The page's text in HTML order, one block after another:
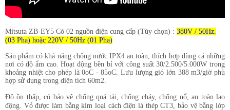
Mitsuta ZB-EY5 Có 02 nguồn điện cung cấp (Tùy chọn) : 380V / 50Hz.
(03 Pha) hoặc 220V / 50Hz (01 Pha)
Sản phẩm có khả năng chống nước IPX4 an toàn, thích hợp dùng cả những
nơi có độ ẩm cao. Hoạt động bền bỉ với công suất 30/2.500/5.000W trong
khoảng nhiệt cho phép là 0oC - 85oC. Lưu lượng gió lớn 388 m3/giờ phù
hợp sử dụng trong diện tích 60m2.
Độ ồn thấp, có bảo vệ chống quá tải, chống cháy, chống nổ, an toàn lao
động. Vỏ được làm bằng kim loại cách điện là thép CT3, bảo vệ bằng lớp